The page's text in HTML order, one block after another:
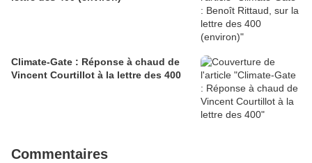
Climate-Gate : Réponse à chaud de
Vincent Courtillot à la lettre des 400
Commentaires